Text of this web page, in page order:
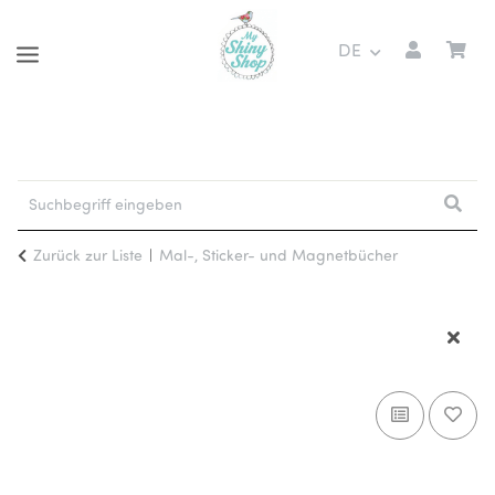
DE
Zurück zur Liste Mal-, Sticker- und Magnetbücher